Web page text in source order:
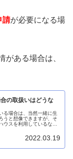
請が必要になる場
がある場合は、
の取扱いはどうな
る場合は、当然一緒に生
うと想像できますが、そ
ウスを利用しているな
2022.03.19